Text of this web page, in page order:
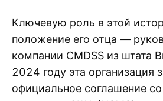
Ключевую роль в этой
положение его отца —
компании CMDSS из штата
2024 году эта организация
официальное соглашение